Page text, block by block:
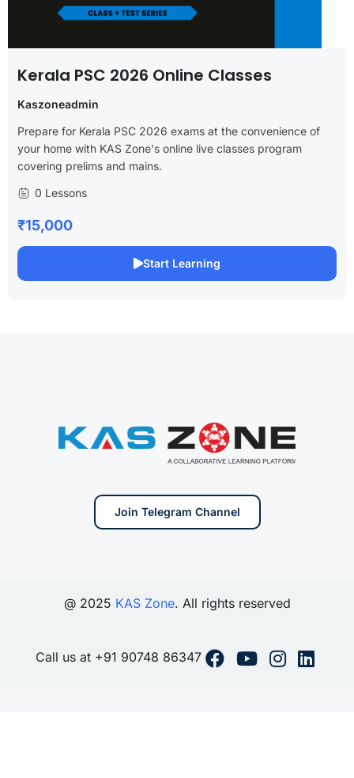
Kerala PSC 2026 Online Classes
Kaszoneadmin
Prepare for Kerala PSC 2026 exams at the convenience of
your home with KAS Zone's online live classes program
covering prelims and mains.
0 Lessons
₹15,000
Start Learning
Join Telegram Channel
@ 2025 KAS Zone. All rights reserved
Call us at +91 90748 86347